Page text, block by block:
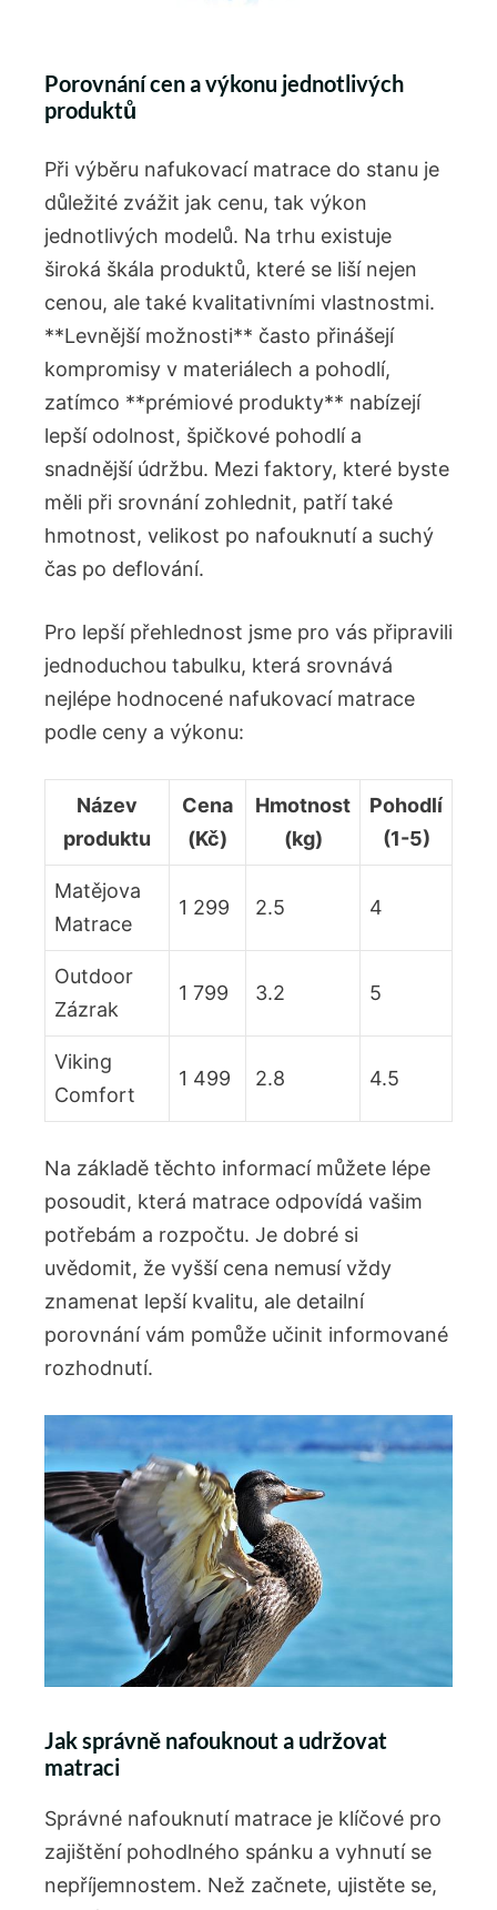
Porovnání cen a výkonu ‍jednotlivých
produktů
Při ⁤výběru nafukovací matrace⁢ do stanu je
důležité zvážit jak cenu, tak výkon⁤
jednotlivých modelů. Na⁤ trhu existuje
široká škála produktů, které se liší nejen
cenou, ale⁣ také kvalitativními ‌vlastnostmi.
**Levnější‍ možnosti** často přinášejí
kompromisy v materiálech a pohodlí,⁤
zatímco⁣ **prémiové produkty** nabízejí⁣
lepší odolnost, špičkové pohodlí ⁣a⁢
snadnější‍ údržbu. ⁣Mezi faktory, které byste
⁣měli při⁤ srovnání​ zohlednit, patří také
hmotnost, velikost⁤ po nafouknutí a suchý⁢
čas po deflování.
Pro lepší přehlednost⁤ jsme pro vás připravili
jednoduchou tabulku, která srovnává‍
nejlépe hodnocené nafukovací ‌matrace
⁤podle‍ ceny a výkonu:
Název
produktu
Cena
(Kč)
Hmotnost
(kg)
Pohodlí
(1-5)
Matějova
Matrace
1 299 2.5 4
Outdoor
Zázrak
1 799 3.2 5
Viking
Comfort
1 499 2.8 4.5
Na základě těchto⁣ informací⁢ můžete lépe‍
posoudit, která matrace odpovídá vašim
‍potřebám a rozpočtu. ⁤Je dobré si
uvědomit,‍ že vyšší cena nemusí ‌vždy
znamenat lepší kvalitu, ale⁣ detailní
porovnání​ vám pomůže učinit informované
rozhodnutí.
Jak​ správně nafouknout a⁤ udržovat
matraci
Správné nafouknutí matrace⁣ je klíčové pro
zajištění pohodlného ⁢spánku a vyhnutí se
nepříjemnostem. Než začnete, ‌ujistěte ​se,